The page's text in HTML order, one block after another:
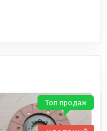
Топ продаж